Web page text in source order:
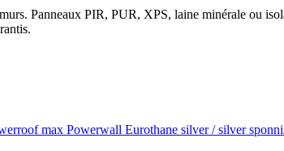
Panneaux PIR, PUR, XPS, laine minérale ou
max Powerwall Eurothane silver / silver